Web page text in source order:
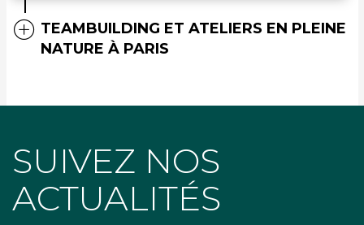
TEAMBUILDING ET ATELIERS EN PLEINE
NATURE À PARIS
SUIVEZ NOS
ACTUALITÉS